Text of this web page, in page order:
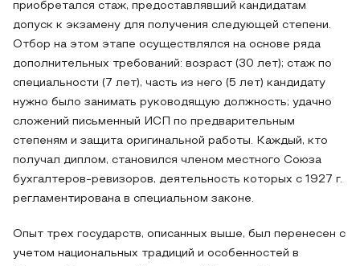
приобретался стаж, предоставлявший кандидатам
допуск к экзамену для получения следующей степени.
Отбор на этом этапе осуществлялся на основе ряда
дополнительных требований: возраст (30 лет); стаж по
специальности (7 лет), часть из него (5 лет) кандидату
нужно было занимать руководящую должность; удачно
сложений письменный ИСП по предварительным
степеням и защита оригинальной работы. Каждый, кто
получал диплом, становился членом местного Союза
бухгалтеров-ревизоров, деятельность которых с 1927 г.
регламентирована в специальном законе.
Опыт трех государств, описанных выше, был перенесен с
учетом национальных традиций и особенностей в